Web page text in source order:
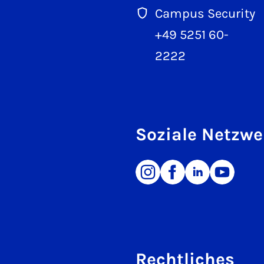
Campus Security
+49 5251 60-
2222
Soziale
Rechtliches